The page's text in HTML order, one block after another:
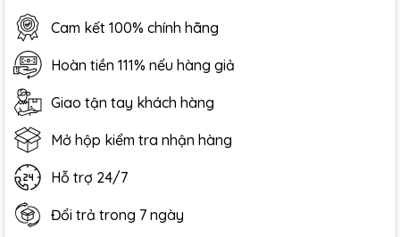
Cam kết 100% chính hãng
Hoàn tiền 111% nếu hàng giả
Giao tận tay khách hàng
Mở hộp kiểm tra nhận hàng
Hỗ trợ 24/7
Đổi trả trong 7 ngày